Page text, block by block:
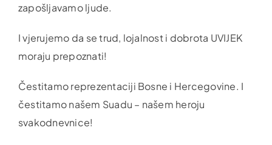
zapošljavamo ljude.
I vjerujemo da se trud, lojalnost i dobrota UVIJEK
moraju prepoznati!
Čestitamo reprezentaciji Bosne i Hercegovine. I
čestitamo našem Suadu – našem heroju
svakodnevnice!